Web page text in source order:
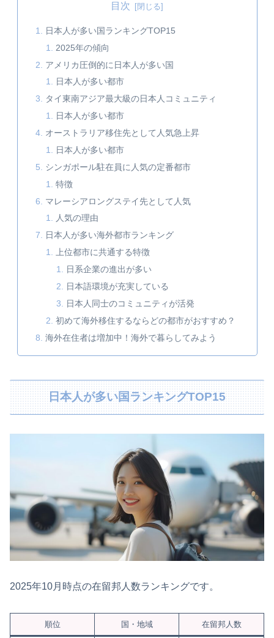
目次
日本人が多い国ランキングTOP15
2025年の傾向
アメリカ圧倒的に日本人が多い国
日本人が多い都市
タイ東南アジア最大級の日本人コミュニティ
日本人が多い都市
オーストラリア移住先として人気急上昇
日本人が多い都市
シンガポール駐在員に人気の定番都市
特徴
マレーシアロングステイ先として人気
人気の理由
日本人が多い海外都市ランキング
上位都市に共通する特徴
日系企業の進出が多い
日本語環境が充実している
日本人同士のコミュニティが活発
初めて海外移住するならどの都市がおすすめ？
海外在住者は増加中！海外で暮らしてみよう
日本人が多い国ランキングTOP15
2025年10月時点の在留邦人数ランキングです。
順位 国・地域 在留邦人数